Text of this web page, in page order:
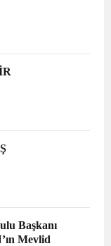
Başkanı
Mevlid